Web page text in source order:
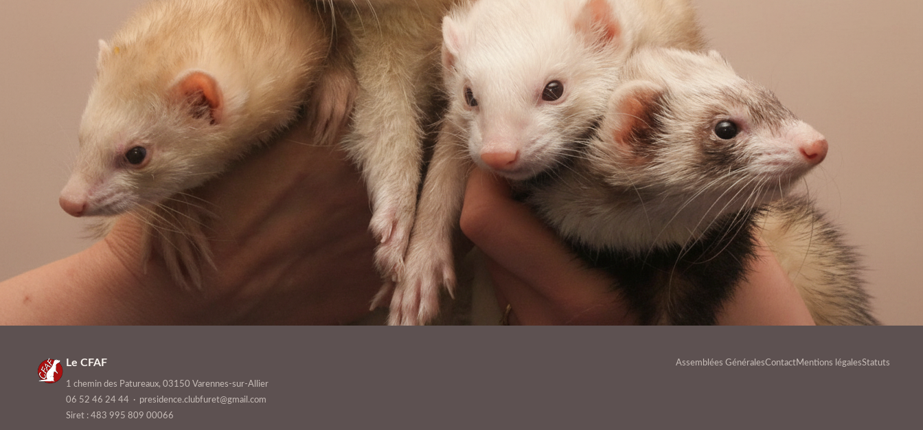
Le CFAF
1 chemin des Patureaux, 03150 Varennes-sur-Allier
06 52 46 24 44 · presidence.clubfuret@gmail.com
Siret : 483 995 809 00066
Assemblées GénéralesContactMentions légalesStatuts